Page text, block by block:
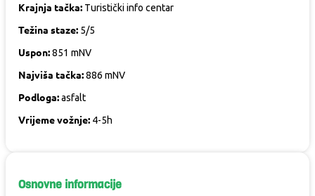
Krajnja tačka: Turistički info centar
Težina staze: 5/5
Uspon:851 mNV
Najviša tačka:886 mNV
Podloga:asfalt
Vrijeme vožnje: 4-5h
Osnovne informacije